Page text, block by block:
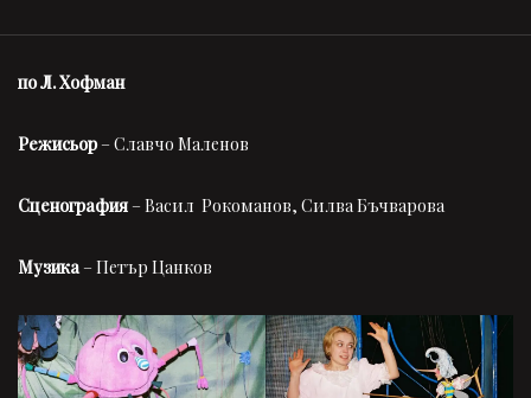
по Л. Хофман
Режисьор– Славчо Маленов
Сценография – Васил Рокоманов, Силва Бъчварова
Музика– Петър Цанков